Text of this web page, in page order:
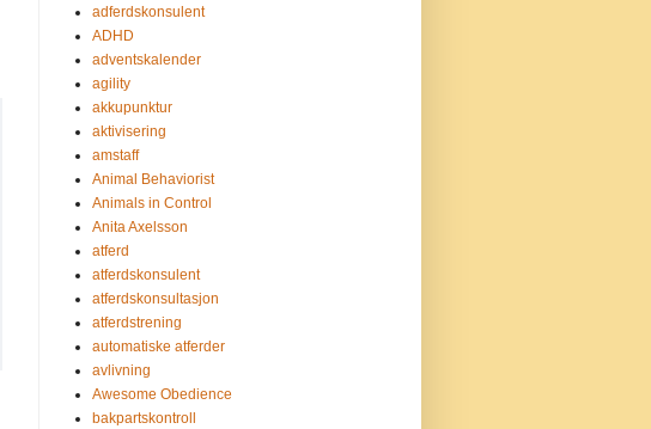
adferdskonsulent
ADHD
adventskalender
agility
akkupunktur
aktivisering
amstaff
Animal Behaviorist
Animals in Control
Anita Axelsson
atferd
atferdskonsulent
atferdskonsultasjon
atferdstrening
automatiske atferder
avlivning
Awesome Obedience
bakpartskontroll